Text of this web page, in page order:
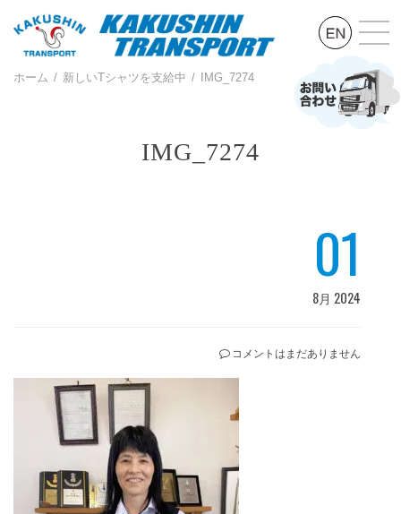
ホーム 新しいTシャツを支給中 IMG_7274
IMG_7274
01
8月 2024
コメントはまだありません